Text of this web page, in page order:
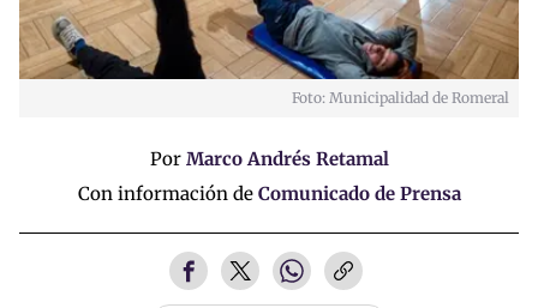
Foto: Municipalidad de Romeral
Por Marco Andrés Retamal
Con información de Comunicado de Prensa